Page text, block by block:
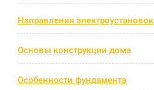
Направления электроустановок
Основы конструкции дома
Особенности фундамента